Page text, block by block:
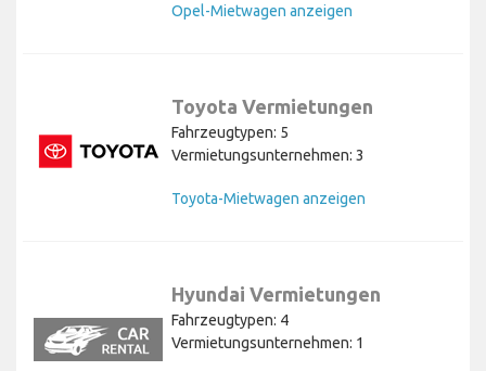
Opel-Mietwagen anzeigen
Toyota Vermietungen
Fahrzeugtypen: 5
Vermietungsunternehmen: 3
Toyota-Mietwagen anzeigen
Hyundai Vermietungen
Fahrzeugtypen: 4
Vermietungsunternehmen: 1